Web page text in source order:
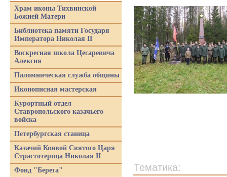
Тематика:
Храм иконы Тихвинской
Божией Матери
Библиотека памяти Государя
Императора Николая II
Воскресная школа Цесаревича
Алексия
Паломническая служба общины
Иконописная мастерская
Курортный отдел
Ставропольского казачьего
войска
Петербургская станица
Казачий Конвой Святого Царя
Страстотерпца Николая II
Фонд "Берега"